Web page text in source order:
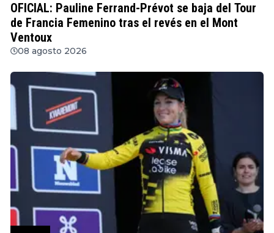
OFICIAL: Pauline Ferrand-Prévot se baja del Tour
de Francia Femenino tras el revés en el Mont
Ventoux
08 agosto 2026